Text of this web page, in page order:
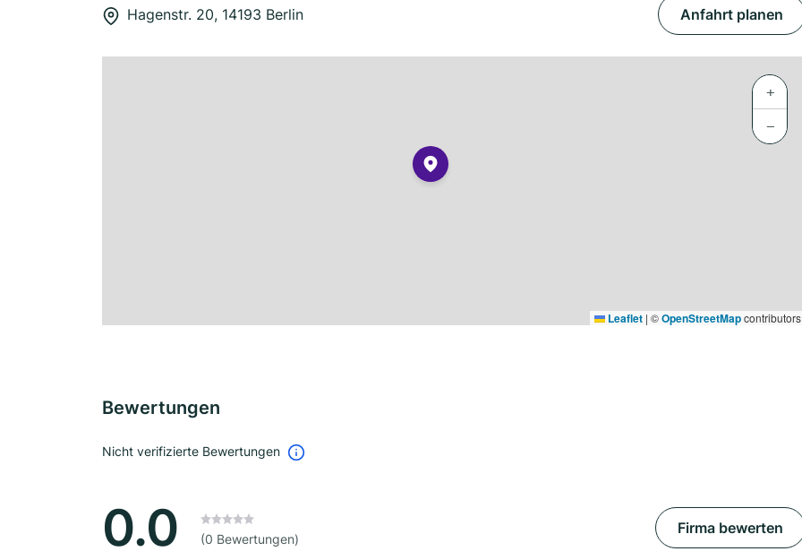
Hagenstr. 20, 14193 Berlin Anfahrt planen
+
−
Leaflet | ©OpenStreetMapcontributors
Bewertungen
Nicht verifizierte Bewertungen
0.0 (0 Bewertungen)
Firma bewerten